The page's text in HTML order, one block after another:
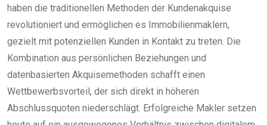
haben die traditionellen Methoden der Kundenakquise
revolutioniert und ermöglichen es Immobilienmaklern,
gezielt mit potenziellen Kunden in Kontakt zu treten. Die
Kombination aus persönlichen Beziehungen und
datenbasierten Akquisemethoden schafft einen
Wettbewerbsvorteil, der sich direkt in höheren
Abschlussquoten niederschlägt. Erfolgreiche Makler setzen